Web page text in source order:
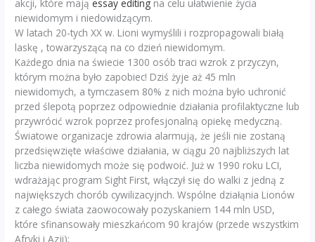
akcji, które mająessay editing na celu ułatwienie życia
niewidomym i niedowidzącym.
W latach 20-tych XX w. Lioni wymyślili i rozpropagowali białą
laskę , towarzyszącą na co dzień niewidomym.
Każdego dnia na świecie 1300 osób traci wzrok z przyczyn,
którym można było zapobiec! Dziś żyje aż 45 mln
niewidomych, a tymczasem 80% z nich można było uchronić
przed ślepotą poprzez odpowiednie działania profilaktyczne lub
przywrócić wzrok poprzez profesjonalną opiekę medyczną.
Światowe organizacje zdrowia alarmują, że jeśli nie zostaną
przedsięwzięte właściwe działania, w ciągu 20 najbliższych lat
liczba niewidomych może się podwoić. Już w 1990 roku LCI,
wdrażając program Sight First, włączył się do walki z jedną z
największych chorób cywilizacyjnch. Wspólne działąnia Lionów
z całego świata zaowocowały pozyskaniem 144 mln USD,
które sfinansowały mieszkańcom 90 krajów (przede wszystkim
Afryki i Azji):